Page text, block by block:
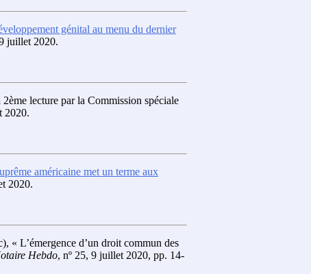
génital au menu du dernier
juillet 2020.
lecture par la Commission spéciale
2020.
américaine met un terme aux
2020.
« L’émergence d’un droit commun des
Hebdo, nº 25, 9 juillet 2020, pp. 14-